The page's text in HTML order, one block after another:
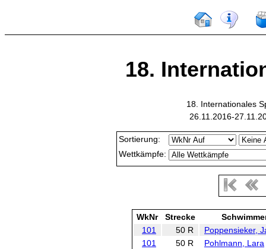
18.
18. Internationales
26.11.2016-
Sortierung:
Wettkämpfe:
WkNr Strecke
101
50 R
Poppensieker,
101
50 R
Pohlmann, Lara